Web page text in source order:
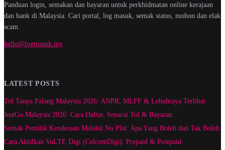
Panduan login, semakan dan bayaran untuk perkhidmatan online kerajaan
dan bank di Malaysia. Cari portal, log masuk, semak status, mohon dan elak
scam.
hello@logmasuk.my
LATEST POSTS
Tol Tanpa Palang Malaysia 2026: ANPR, MLFF & Lebuhraya Terlibat
JustGo Malaysia 2026: Cara Daftar, Senarai Tol & Bayaran
Semak Pemilik Kenderaan Melalui No Plat: Apa Yang Boleh dan Tak Boleh
Cara Aktifkan VoLTE Digi (CelcomDigi): Prepaid & Postpaid